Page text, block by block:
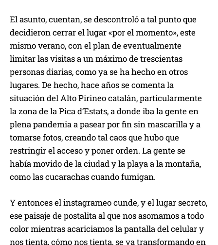
El asunto, cuentan, se descontroló a tal punto que
decidieron cerrar el lugar «por el momento», este
mismo verano, con el plan de eventualmente
limitar las visitas a un máximo de trescientas
personas diarias, como ya se ha hecho en otros
lugares. De hecho, hace años se comenta la
situación del Alto Pirineo catalán, particularmente
la zona de la Pica d’Estats, a donde iba la gente en
plena pandemia a pasear por fin sin mascarilla y a
tomarse fotos, creando tal caos que hubo que
restringir el acceso y poner orden. La gente se
había movido de la ciudad y la playa a la montaña,
como las cucarachas cuando fumigan.
Y entonces el instagrameo cunde, y el lugar secreto,
ese paisaje de postalita al que nos asomamos a todo
color mientras acariciamos la pantalla del celular y
nos tienta, cómo nos tienta, se va transformando en